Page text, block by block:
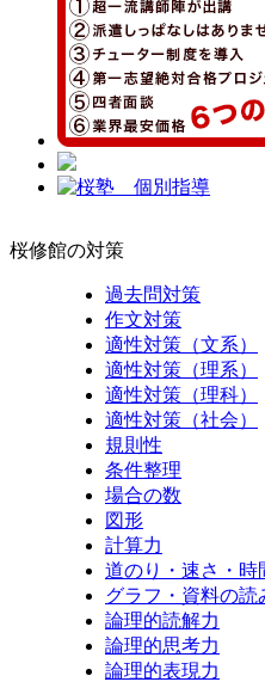
桜修館の対策
過去問対策
作文対策
適性対策（文系）
適性対策（理系）
適性対策（理科）
適性対策（社会）
規則性
条件整理
場合の数
図形
計算力
道のり・速さ・時
グラフ・資料の読
論理的読解力
論理的思考力
論理的表現力